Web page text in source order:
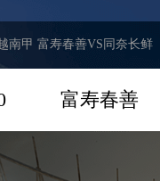
南甲 富寿春善VS同奈长鲜
富寿春善